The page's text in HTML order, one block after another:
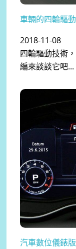
車輛的四輪驅
2018-11-08
四輪驅動技術
編來談談它吧...
汽車數位儀錶